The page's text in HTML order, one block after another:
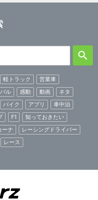
軽トラック
営業車
ル 感動 動画
ネタ
バイク アプリ
車中泊
F1
知っておきたい
ーナ
レーシングドライバー
レース